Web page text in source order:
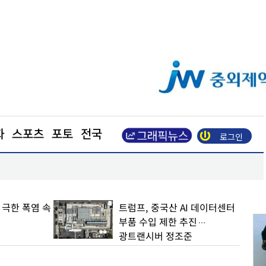
스포츠 포토 전국 로그인
한 폭염 속
트럼프, 중국산 AI 데이터센터
부품 수입 제한 추진…
광트랜시버 정조준